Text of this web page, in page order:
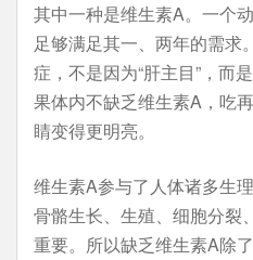
其中一种是维生素A。一个
足够满足其一、两年的需求
症，不是因为“肝主目”，而
果体内不缺乏维生素A，吃
睛变得更明亮。
维生素A参与了人体诸多生
骨骼生长、生殖、细胞分裂
重要。所以缺乏维生素A除